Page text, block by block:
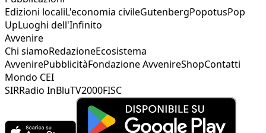
Edizioni localiL'economia civileGutenbergPopotusPop
UpLuoghi dell'Infinito
Avvenire
Chi siamoRedazioneEcosistema
AvvenirePubblicitàFondazione AvvenireShopContatti
Mondo CEI
SIRRadio InBluTV2000FISC